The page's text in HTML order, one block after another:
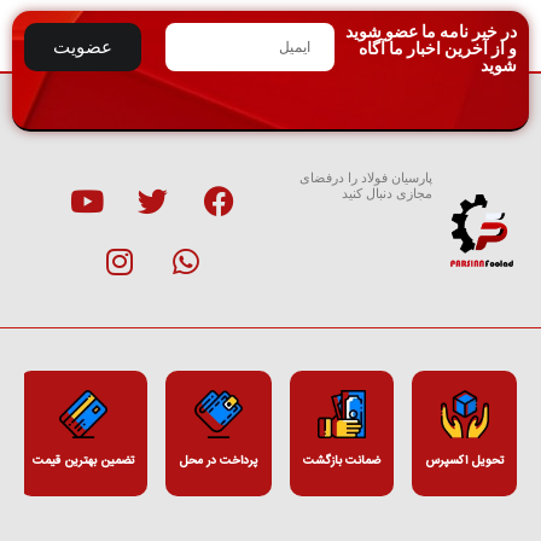
عضویت
در خبر نامه ما عضو شوید
و از آخرین اخبار ما آگاه
شوید
پارسیان فولاد را درفضای
مجازی دنبال کنید
تحویل اکسپرس ضمانت بازگشت پرداخت در محل تضمین بهترین قیمت